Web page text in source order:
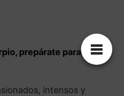
prepárate para
intensos y